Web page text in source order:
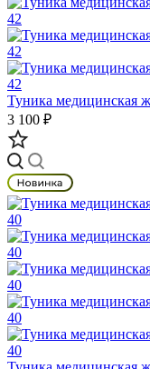
Туника медицинская
3 100 ₽